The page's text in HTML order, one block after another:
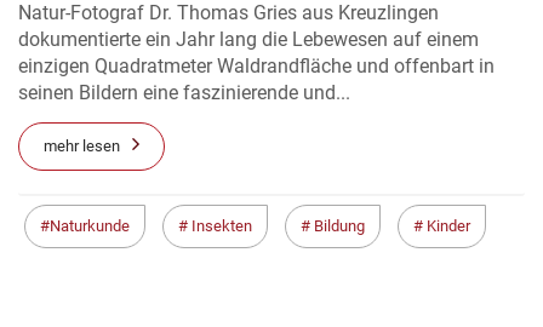
Natur-Fotograf Dr. Thomas Gries aus Kreuzlingen
dokumentierte ein Jahr lang die Lebewesen auf einem
einzigen Quadratmeter Waldrandfläche und offenbart in
seinen Bildern eine faszinierende und...
mehr lesen
Naturkunde Insekten Bildung Kinder